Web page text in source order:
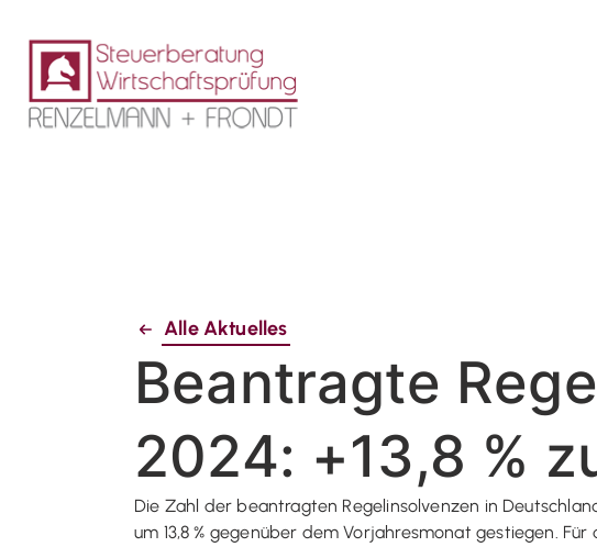
Alle Aktuelles
Beantragte
2024: +13,8 %
Die Zahl der beantragten Regelinsolvenzen in
um 13,8 % gegenüber dem Vorjahresmonat gestiegen.